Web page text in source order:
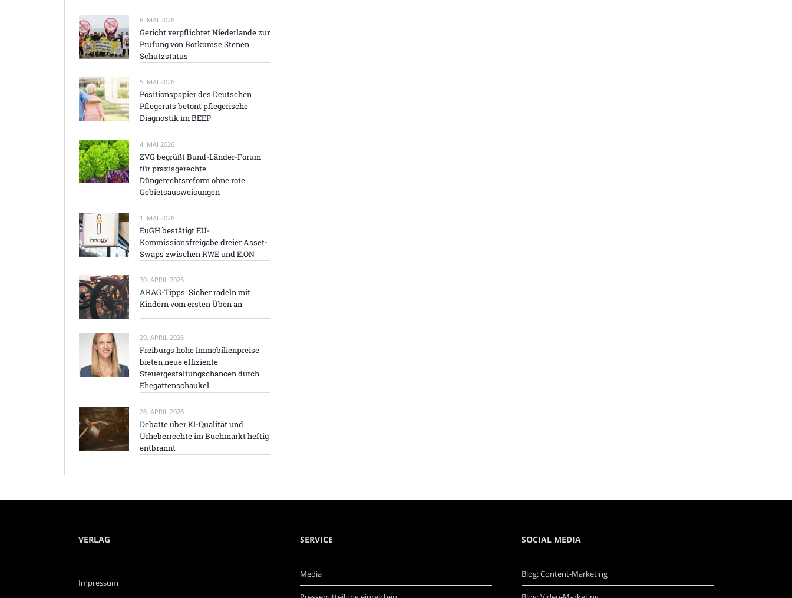
6. MAI 2026
Gericht verpflichtet Niederlande zur
Prüfung von Borkumse Stenen
Schutzstatus
5. MAI 2026
Positionspapier des Deutschen
Pflegerats betont pflegerische
Diagnostik im BEEP
4. MAI 2026
ZVG begrüßt Bund-Länder-Forum
für praxisgerechte
Düngerechtsreform ohne rote
Gebietsausweisungen
1. MAI 2026
EuGH bestätigt EU-
Kommissionsfreigabe dreier Asset-
Swaps zwischen RWE und E.ON
30. APRIL 2026
ARAG-Tipps: Sicher radeln mit
Kindern vom ersten Üben an
29. APRIL 2026
Freiburgs hohe Immobilienpreise
bieten neue effiziente
Steuergestaltungschancen durch
Ehegattenschaukel
28. APRIL 2026
Debatte über KI-Qualität und
Urheberrechte im Buchmarkt heftig
entbrannt
VERLAG
Impressum
SERVICE
Media
SOCIAL MEDIA
Blog: Content-Marketing